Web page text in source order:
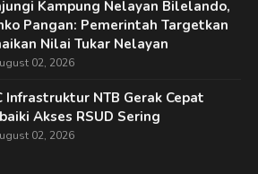
Kampung Nelayan Bilelando,
Pangan: Pemerintah Targetkan
Nilai Tukar Nelayan
02, 2026
Infrastruktur NTB Gerak Cepat
Akses RSUD Sering
02, 2026